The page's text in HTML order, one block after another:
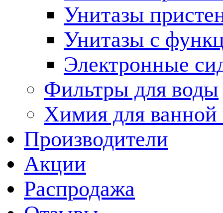
Унитазы
Унитазы с
Электронные
Фильтры для воды
Химия для ванной
Производители
Акции
Распродажа